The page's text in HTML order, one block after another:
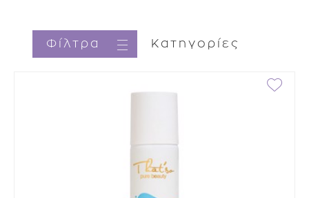
Φίλτρα Κατηγορίες